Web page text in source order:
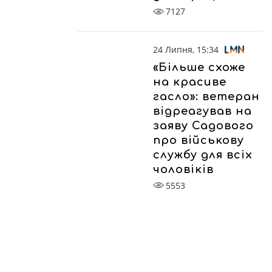
7127
24 Липня, 15:34
«Більше схоже
на красиве
гасло»: ветеран
відреагував на
заяву Садового
про військову
службу для всіх
чоловіків
5553